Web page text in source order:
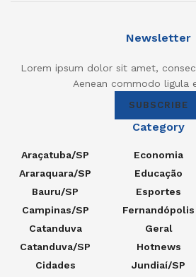
Newsletter
Lorem ipsum dolor sit amet,
Aenean commodo ligula
SUBSCRIBE
Category
Araçatuba/SP
Araraquara/SP
Bauru/SP
Campinas/SP
Catanduva
Catanduva/SP
Cidades
Economia
Educação
Esportes
Fernandópolis
Geral
Hotnews
Jundiaí/SP